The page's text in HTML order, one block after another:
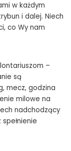
w każdym
i dalej. Niech
co Wy nam
–
są
mecz, godzina
milowe na
nadchodzący